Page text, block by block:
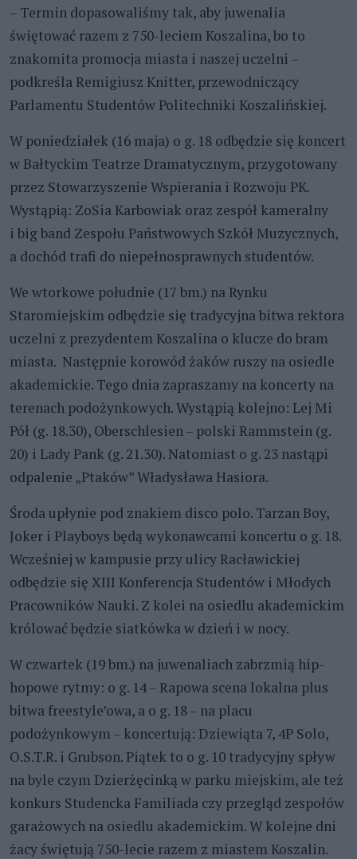
– Termin dopasowaliśmy tak, aby juwenalia
świętować razem z 750-leciem Koszalina, bo to
znakomita promocja miasta i naszej uczelni –
podkreśla Remigiusz Knitter, przewodniczący
Parlamentu Studentów Politechniki Koszalińskiej.
W poniedziałek (16 maja) o g. 18 odbędzie się koncert
w Bałtyckim Teatrze Dramatycznym, przygotowany
przez Stowarzyszenie Wspierania i Rozwoju PK.
Wystąpią: ZoSia Karbowiak oraz zespół kameralny
i big band Zespołu Państwowych Szkół Muzycznych,
a dochód trafi do niepełnosprawnych studentów.
We wtorkowe południe (17 bm.) na Rynku
Staromiejskim odbędzie się tradycyjna bitwa rektora
uczelni z prezydentem Koszalina o klucze do bram
miasta. Następnie korowód żaków ruszy na osiedle
akademickie. Tego dnia zapraszamy na koncerty na
terenach podożynkowych. Wystąpią kolejno: Lej Mi
Pół (g. 18.30), Oberschlesien – polski Rammstein (g.
20) i Lady Pank (g. 21.30). Natomiast o g. 23 nastąpi
odpalenie „Ptaków” Władysława Hasiora.
Środa upłynie pod znakiem disco polo. Tarzan Boy,
Joker i Playboys będą wykonawcami koncertu o g. 18.
Wcześniej w kampusie przy ulicy Racławickiej
odbędzie się XIII Konferencja Studentów i Młodych
Pracowników Nauki. Z kolei na osiedlu akademickim
królować będzie siatkówka w dzień i w nocy.
W czwartek (19 bm.) na juwenaliach zabrzmią hip-
hopowe rytmy: o g. 14 – Rapowa scena lokalna plus
bitwa freestyle’owa, a o g. 18 – na placu
podożynkowym – koncertują: Dziewiąta 7, 4P Solo,
O.S.T.R. i Grubson. Piątek to o g. 10 tradycyjny spływ
na byle czym Dzierżęcinką w parku miejskim, ale też
konkurs Studencka Familiada czy przegląd zespołów
garażowych na osiedlu akademickim. W kolejne dni
żacy świętują 750-lecie razem z miastem Koszalin.